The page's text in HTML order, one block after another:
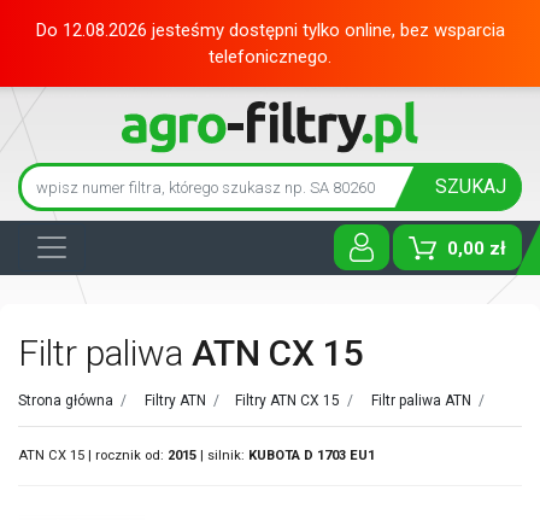
Do 12.08.2026 jesteśmy dostępni tylko online, bez wsparcia
telefonicznego.
SZUKAJ
0,00 zł
Toggle
Filtr paliwa ATN CX 15
Strona główna / Filtry ATN / Filtry ATN CX 15 / Filtr paliwa ATN /
ATN CX 15 | rocznik od: 2015 | silnik: KUBOTA D 1703 EU1